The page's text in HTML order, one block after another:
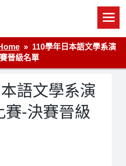
110學年日本語文學系演
晉級名單
語文學系演
賽-決賽晉級